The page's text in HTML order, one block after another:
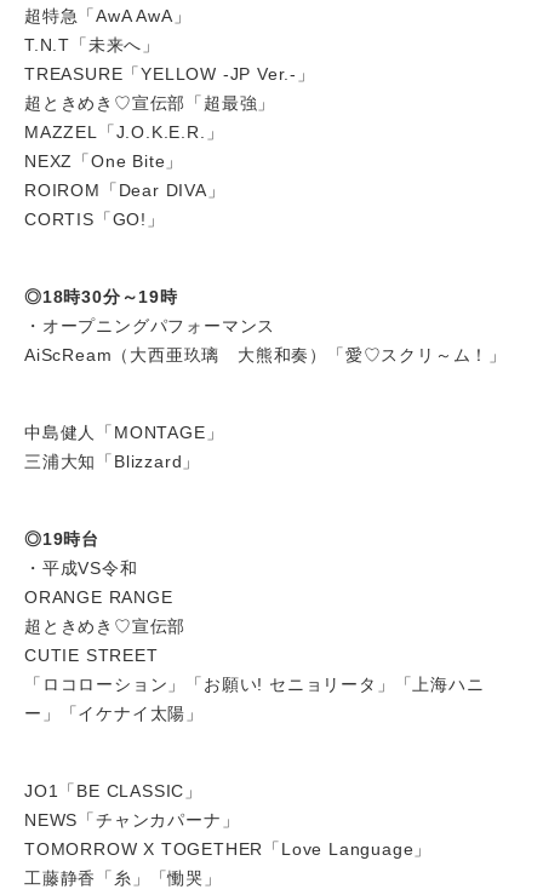
超特急「AwA AwA」
T.N.T「未来へ」
TREASURE「YELLOW -JP Ver.-」
超ときめき♡宣伝部「超最強」
MAZZEL「J.O.K.E.R.」
NEXZ「One Bite」
ROIROM「Dear DIVA」
CORTIS「GO!」
◎18時30分～19時
・オープニングパフォーマンス
AiScReam（大西亜玖璃 大熊和奏）「愛♡スクリ～ム！」
中島健人「MONTAGE」
三浦大知「Blizzard」
◎19時台
・平成VS令和
ORANGE RANGE
超ときめき♡宣伝部
CUTIE STREET
「ロコローション」「お願い! セニョリータ」「上海ハニ
ー」「イケナイ太陽」
JO1「BE CLASSIC」
NEWS「チャンカパーナ」
TOMORROW X TOGETHER「Love Language」
工藤静香「糸」「慟哭」